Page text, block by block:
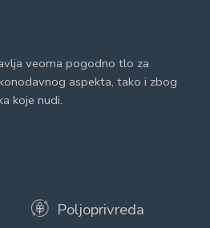
veoma pogodno tlo za
aspekta, tako i zbog
koje nudi.
Poljoprivreda